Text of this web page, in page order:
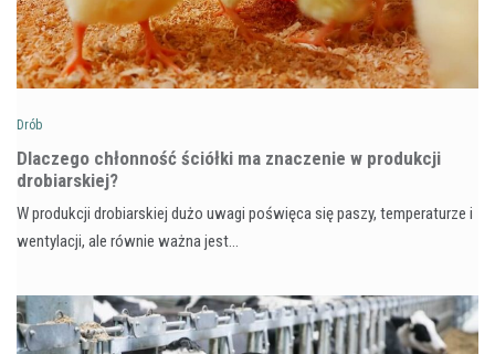
Drób
Dlaczego chłonność ściółki ma znaczenie w produkcji
drobiarskiej?
W produkcji drobiarskiej dużo uwagi poświęca się paszy, temperaturze i
wentylacji, ale równie ważna jest…